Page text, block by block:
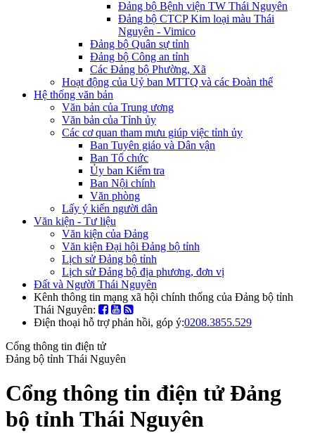
Đảng bộ Bệnh viện TW Thái Nguyên
Đảng bộ CTCP Kim loại màu Thái
Nguyên - Vimico
Đảng bộ Quân sự tỉnh
Đảng bộ Công an tỉnh
Các Đảng bộ Phường, Xã
Hoạt động của Uỷ ban MTTQ và các Đoàn thể
Hệ thống văn bản
Văn bản của Trung ương
Văn bản của Tỉnh ủy
Các cơ quan tham mưu giúp việc tỉnh ủy
Ban Tuyên giáo và Dân vận
Ban Tổ chức
Ủy ban Kiểm tra
Ban Nội chính
Văn phòng
Lấy ý kiến người dân
Văn kiện - Tư liệu
Văn kiện của Đảng
Văn kiện Đại hội Đảng bộ tỉnh
Lịch sử Đảng bộ tỉnh
Lịch sử Đảng bộ địa phương, đơn vị
Đất và Người Thái Nguyên
Kênh thông tin mạng xã hội chính thống của Đảng bộ tỉnh
Thái Nguyên:
Điện thoại hỗ trợ phản hồi, góp ý:0208.3855.529
Cổng thông tin điện tử
Đảng bộ tỉnh Thái Nguyên
Cổng thông tin điện tử Đảng
bộ tỉnh Thái Nguyên